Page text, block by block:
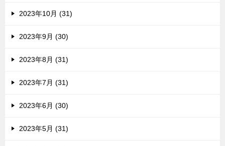
2023年10月 (31)
2023年9月 (30)
2023年8月 (31)
2023年7月 (31)
2023年6月 (30)
2023年5月 (31)